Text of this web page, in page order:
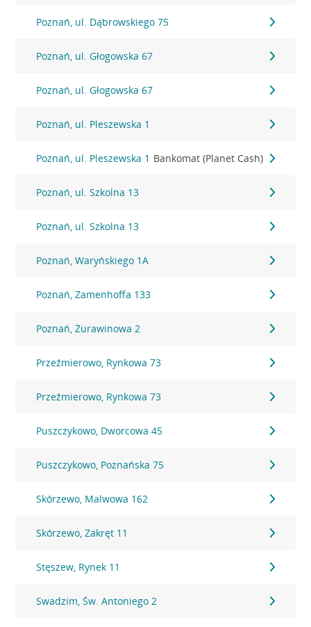
Poznań, ul. Dąbrowskiego 75
Poznań, ul. Głogowska 67
Poznań, ul. Głogowska 67
Poznań, ul. Pleszewska 1
Poznań, ul. Pleszewska 1 Bankomat (Planet Cash)
Poznań, ul. Szkolna 13
Poznań, ul. Szkolna 13
Poznań, Waryńskiego 1A
Poznań, Zamenhoffa 133
Poznań, Żurawinowa 2
Przeźmierowo, Rynkowa 73
Przeźmierowo, Rynkowa 73
Puszczykowo, Dworcowa 45
Puszczykowo, Poznańska 75
Skórzewo, Malwowa 162
Skórzewo, Zakręt 11
Stęszew, Rynek 11
Swadzim, Św. Antoniego 2